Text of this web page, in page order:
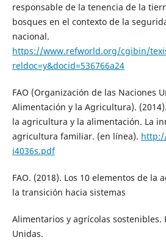
responsable de la tenencia de la
bosques en el contexto de la
nacional.
https://www.refworld.org/cgibin/
reldoc=y&docid=536766a24
FAO (Organización de las Naciones
Alimentación y la Agricultura).
la agricultura y la alimentación. La
agricultura familiar. (en línea).
i4036s.pdf
FAO. (2018). Los 10 elementos de la
la transición hacia sistemas
Alimentarios y agrícolas sostenibles.
Unidas.